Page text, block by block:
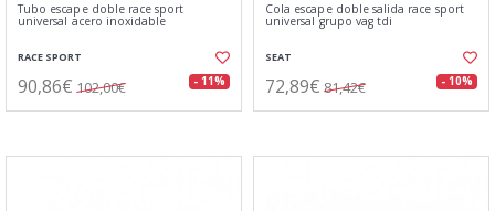
Tubo escape doble race sport
universal acero inoxidable
RACE SPORT
90,86€ 102,00€ - 11%
Cola escape doble salida race sport
universal grupo vag tdi
SEAT
72,89€ 81,42€ - 10%